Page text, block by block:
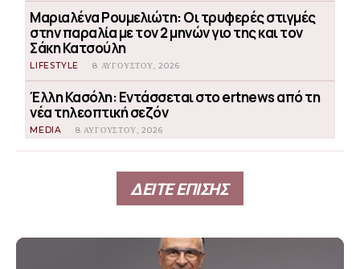
Μαριαλένα Ρουμελιώτη: Οι τρυφερές στιγμές
στην παραλία με τον 2 μηνών γιο της και τον
Σάκη Κατσούλη
LIFESTYLE 8 ΑΥΓΟΎΣΤΟΥ, 2026
Έλλη Κασόλη: Εντάσσεται στο ertnews από τη
νέα τηλεοπτική σεζόν
MEDIA 8 ΑΥΓΟΎΣΤΟΥ, 2026
ΔΕΙΤΕ ΕΠΙΣΗΣ